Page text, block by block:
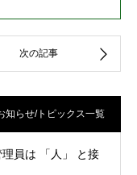
知らせ/トピックス一覧
員は 「人」 と接